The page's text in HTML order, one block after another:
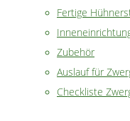
Fertige
Zubehör
Auslauf für
Checkliste
Rassen